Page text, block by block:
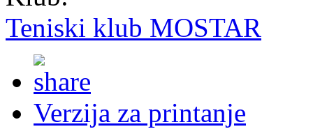
Teniski klub MOSTAR
Verzija za printanje